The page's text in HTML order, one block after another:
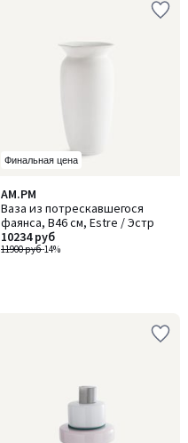
Финальная цена
AM.PM
Ваза из потрескавшегося
фаянса, В46 см, Estre / Эстр
11900 руб-14%
10234 руб